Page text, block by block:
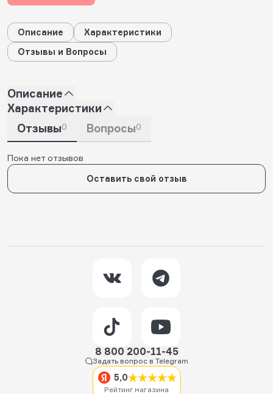
Описание
Характеристики
Отзывы и Вопросы
Описание
Характеристики
Отзывы0 Вопросы0
Пока нет отзывов
Оставить свой отзыв
8 800 200-11-45
Задать вопрос в Telegram
5,0
Рейтинг магазина